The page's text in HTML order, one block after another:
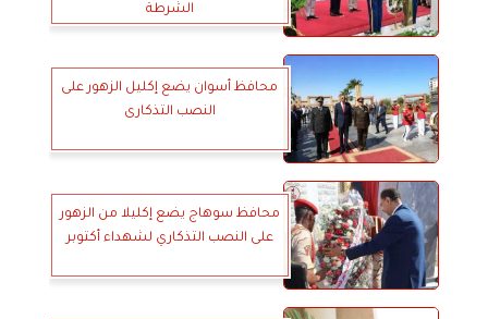
الشرطة
محافظ أسوان يضع إكليل الزهور على
النصب التذكارى
محافظ سوهاج يضع إكليلا من الزهور
على النصب التذكاري لشهداء أكتوبر